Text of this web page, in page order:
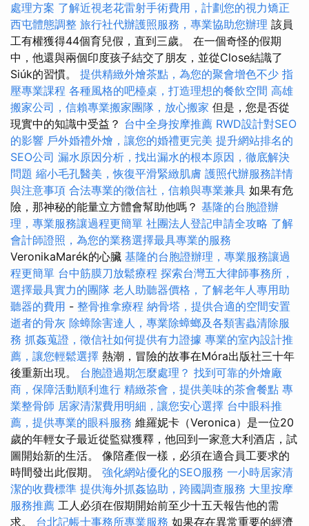
處理方案 了解近視老花雷射手術費用，計劃您的視力矯正
西屯體態調整 旅行社代辦護照服務，專業協助您辦理 該員
工有權獲得44個育兒假，直到三歲。 在一個奇怪的假期
中，他還與兩個印度孩子結交了朋友，並從Close結識了
Siúk的習慣。 提供精緻外燴茶點，為您的聚會增色不少 指
壓專業課程 各種風格的吧檯桌，打造理想的餐飲空間 高雄
搬家公司，信賴專業搬家團隊，放心搬家 但是，您是否從
現實中的知識中受益？ 台中全身按摩推薦 RWD設計對SEO
的影響 戶外婚禮外燴，讓您的婚禮更完美 提升網站排名的
SEO公司 漏水原因分析，找出漏水的根本原因，徹底解決
問題 縮小毛孔醫美，恢復平滑緊緻肌膚 護照代辦服務詳情
與注意事項 合法專業的徵信社，信賴與專業兼具 如果有危
險，那神秘的能量立方體會幫助他嗎？ 基隆的台胞證辦
理，專業服務讓過程更簡單 社團法人登記申請全攻略 了解
會計師證照，為您的業務選擇最具專業的服務
VeronikaMarék的心臟 基隆的台胞證辦理，專業服務讓過
程更簡單 台中筋膜刀放鬆療程 探索台灣五大律師事務所，
選擇最具實力的團隊 老人助聽器價格，了解老年人專用助
聽器的費用 - 整骨推拿療程 納骨塔，提供合適的空間安置
逝者的骨灰 除蟑除害達人，專業除蟑螂及各類害蟲清除服
務 抓姦蒐證，徵信社如何提供有力證據 專業的室內設計推
薦，讓您輕鬆選擇 熱潮，冒險的故事在Móra出版社三十年
後重新出現。 台胞證過期怎麼處理？ 找到可靠的外燴廠
商，保障活動順利進行 精緻茶會，提供美味的茶會餐點 專
業整骨師 居家清潔費用明細，讓您安心選擇 台中眼科推
薦，提供專業的眼科服務 維羅妮卡（Veronica）是一位20
歲的年輕女子最近從監獄獲釋，他回到一家意大利酒店，試
圖開始新的生活。 像陪產假一樣，必須在適合員工要求的
時間發出此假期。 強化網站優化的SEO服務 一小時居家清
潔的收費標準 提供海外抓姦協助，跨國調查服務 大里按摩
服務推薦 工人必須在假期開始前至少十五天報告他的需
求。 台北記帳士事務所專業服務 如果存在異常重要的經濟